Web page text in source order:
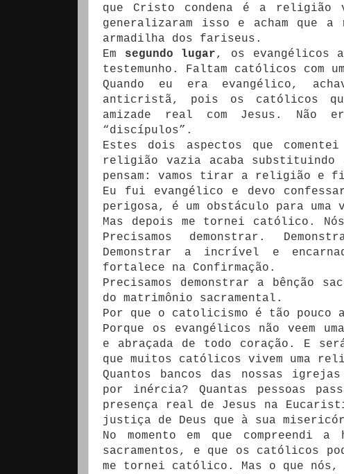
que Cristo condena é a religião
generalizaram isso e acham que
armadilha dos fariseus.
Em segundo lugar, os evangélicos
testemunho. Faltam católicos com
Quando eu era evangélico,
anticristã, pois os católicos
amizade real com Jesus. Não
“discípulos”.
Estes dois aspectos que
religião vazia acaba substituindo
pensam: vamos tirar a religião e
Eu fui evangélico e devo
perigosa, é um obstáculo para uma
Mas depois me tornei católico.
Precisamos demonstrar.
Demonstrar a incrível e
fortalece na Confirmação.
Precisamos demonstrar a bênção
do matrimônio sacramental.
Por que o catolicismo é tão pouco
Porque os evangélicos não veem
e abraçada de todo coração. E
que muitos católicos vivem uma
Quantos bancos das nossas
por inércia? Quantas pessoas
presença real de Jesus na
justiça de Deus que à sua
No momento em que
sacramentos, e que os católicos
me tornei católico. Mas o que